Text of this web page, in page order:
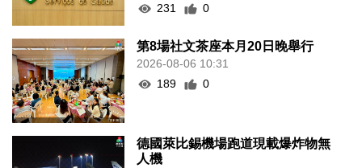
231 0
第8場社文茶座本月20日晚舉行
2026-08-06 10:31
189
0
德國萊比錫機場跑道現載爆炸物無
人機